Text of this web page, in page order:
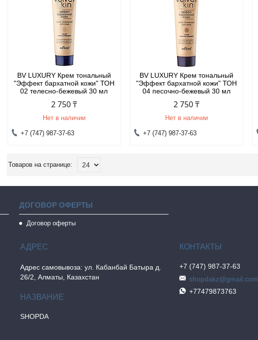
BV LUXURY Крем тональный
"Эффект бархатной кожи" ТОН
02 телесно-бежевый 30 мл
2 750 ₸
Нет в наличии
+7 (747) 987-37-63
BV LUXURY Крем тональный
"Эффект бархатной кожи" ТОН
04 песочно-бежевый 30 мл
2 750 ₸
Нет в наличии
+7 (747) 987-37-63
ДОГОВОР ОФЕРТЫ
Договор оферты
Адрес самовывоза: ул. Кабанбай Батыра д.
26/2, Алматы, Казахстан
SHOPDA
+7 (747) 987-37-63
shopdakz@gmail.com
+77479873763